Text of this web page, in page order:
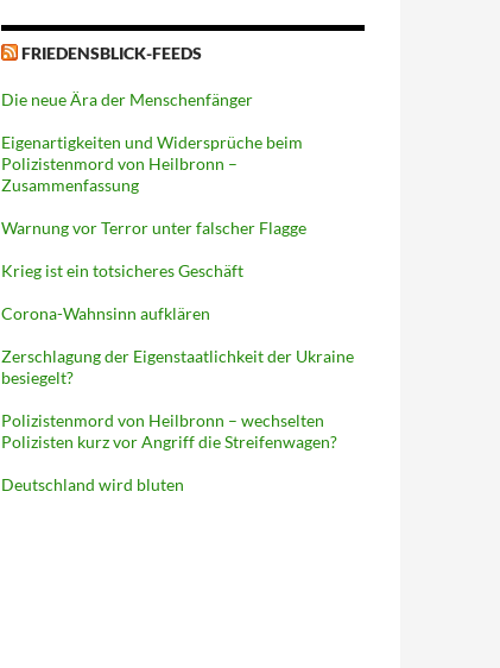
FRIEDENSBLICK-FEEDS
Die neue Ära der Menschenfänger
Eigenartigkeiten und Widersprüche beim
Polizistenmord von Heilbronn –
Zusammenfassung
Warnung vor Terror unter falscher Flagge
Krieg ist ein totsicheres Geschäft
Corona-Wahnsinn aufklären
Zerschlagung der Eigenstaatlichkeit der Ukraine
besiegelt?
Polizistenmord von Heilbronn – wechselten
Polizisten kurz vor Angriff die Streifenwagen?
Deutschland wird bluten